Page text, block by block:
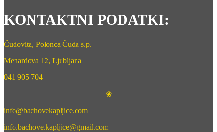
KONTAKTNI PODATKI:
Čudovita, Polonca Čuda s.p.
Menardova 12, Ljubljana
041 905 704
❀
info@bachovekapljice.com
info.bachove.kapljice@gmail.com